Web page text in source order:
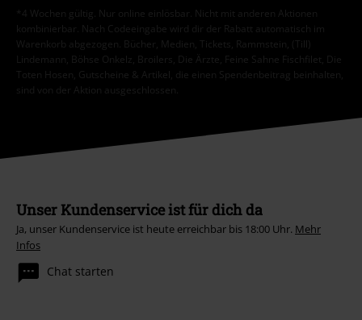
*4 Wochen gültig. Nur online einlösbar. Nicht mit anderen Aktionen
kombinierbar. Nach Codeeingabe wird dir der Rabatt automatisch im
Warenkorb abgezogen. Bücher, Medien, Tickets, Rammstein, (Till)
Lindemann, Böhse Onkelz, Broilers, Die Ärzte, Feine Sahne Fischfilet, Die
Toten Hosen, Gutscheine & Artikel, die einen Spendenbeitrag beinhalten,
sind von der Aktion ausgeschlossen.
Unser Kundenservice ist für dich da
Ja, unser Kundenservice ist heute erreichbar bis 18:00 Uhr. Mehr
Infos
Chat starten